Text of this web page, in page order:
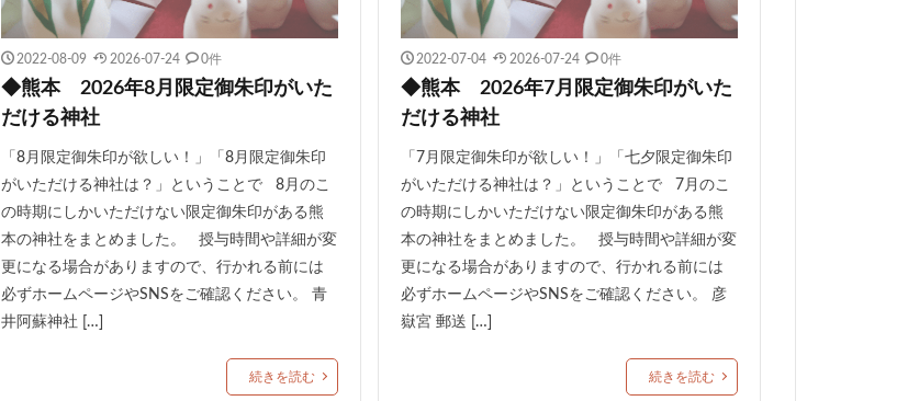
2022-08-09 2026-07-24 0件
◆熊本 2026年8月限定御朱印がいた
だける神社
「8月限定御朱印が欲しい！」「8月限定御朱印
がいただける神社は？」ということで 8月のこ
の時期にしかいただけない限定御朱印がある熊
本の神社をまとめました。 授与時間や詳細が変
更になる場合がありますので、行かれる前には
必ずホームページやSNSをご確認ください。 青
井阿蘇神社 […]
続きを読む
2022-07-04 2026-07-24 0件
◆熊本 2026年7月限定御朱印がいた
だける神社
「7月限定御朱印が欲しい！」「七夕限定御朱印
がいただける神社は？」ということで 7月のこ
の時期にしかいただけない限定御朱印がある熊
本の神社をまとめました。 授与時間や詳細が変
更になる場合がありますので、行かれる前には
必ずホームページやSNSをご確認ください。 彦
嶽宮 郵送 […]
続きを読む